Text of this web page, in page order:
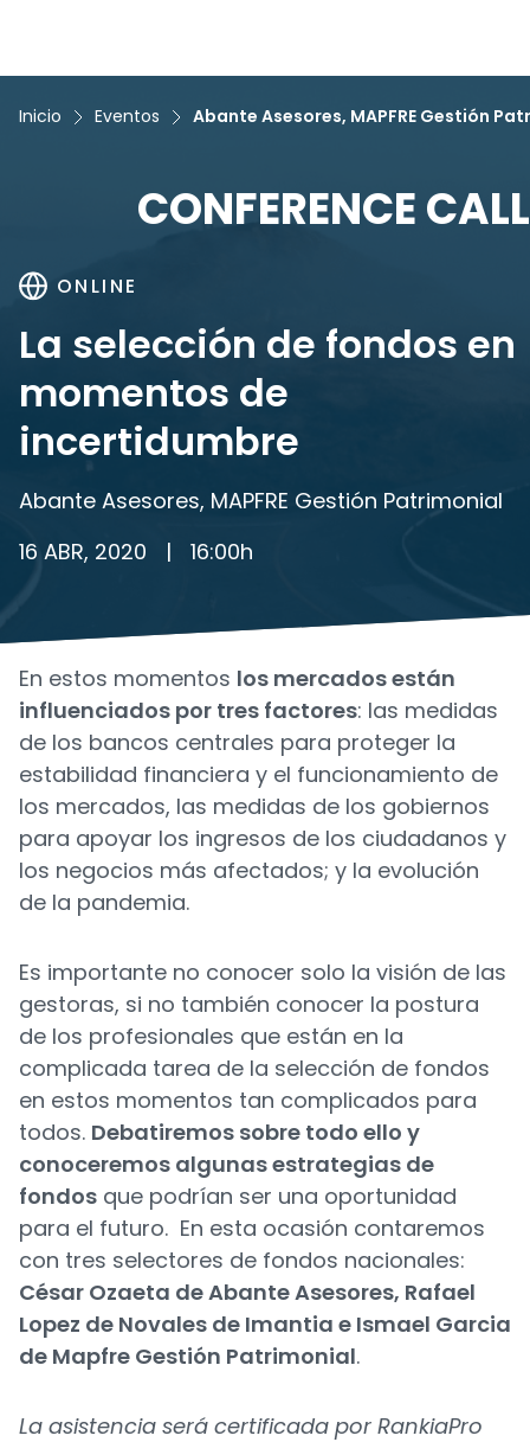
Inicio Eventos Abante Asesores, MAPFRE Gestión
CONFERENCE CALL
ONLINE
La selección de fondos en
momentos de
incertidumbre
Abante Asesores, MAPFRE Gestión Patrimonial
16 ABR, 2020
| 16:00h
En estos momentos los mercados están
influenciados por tres factores: las medidas
de los bancos centrales para proteger la
estabilidad financiera y el funcionamiento de
los mercados, las medidas de los gobiernos
para apoyar los ingresos de los ciudadanos y
los negocios más afectados; y la evolución
de la pandemia.
Es importante no conocer solo la visión de las
gestoras, si no también conocer la postura
de los profesionales que están en la
complicada tarea de la selección de fondos
en estos momentos tan complicados para
todos. Debatiremos sobre todo ello y
conoceremos algunas estrategias de
fondos que podrían ser una oportunidad
para el futuro. En esta ocasión contaremos
con tres selectores de fondos nacionales:
César Ozaeta de Abante Asesores, Rafael
Lopez de Novales de Imantia e Ismael Garcia
de Mapfre Gestión Patrimonial.
La asistencia será certificada por RankiaPro